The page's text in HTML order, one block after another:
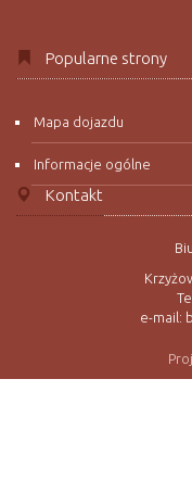
Popularne strony
Mapa dojazdu
Informacje ogólne
Kontakt
e-mail: